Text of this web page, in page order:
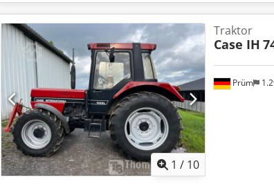
1 / 10
Prüm
Traktor
Case IH